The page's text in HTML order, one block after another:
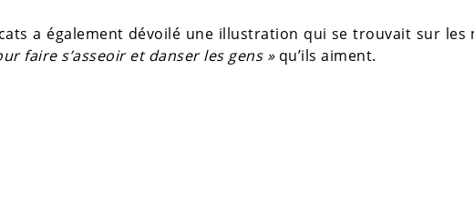
a également dévoilé une illustration qui se trouvait sur les
faire s’asseoir et danser les gens »qu’ils aiment.